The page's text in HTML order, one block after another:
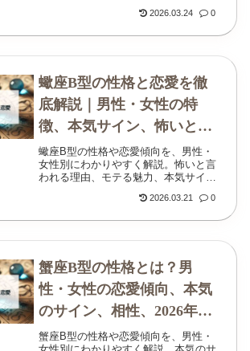
2026.03.24 0
蠍座B型の性格と恋愛を徹
底解説｜男性・女性の特
徴、本気サイン、怖いと言
われる理由まで
蠍座B型の性格や恋愛傾向を、男性・
女性別にわかりやすく解説。怖いと言
われる理由、モテる魅力、本気サイ
で丁寧にまとめています。2026.03.21 0
蟹座B型の性格とは？男
性・女性の恋愛傾向、本気
のサイン、相性、2026年運
勢まで解説
蟹座B型の性格や恋愛傾向を、男性・